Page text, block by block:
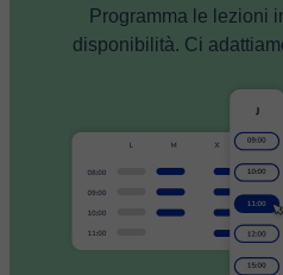
Programma le lezioni
disponibilità. Ci